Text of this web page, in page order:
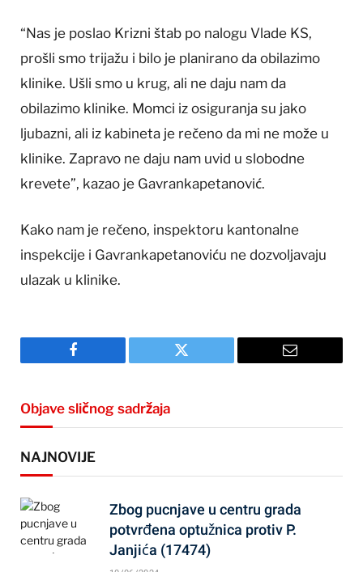
“Nas je poslao Krizni štab po nalogu Vlade KS,
prošli smo trijažu i bilo je planirano da obilazimo
klinike. Ušli smo u krug, ali ne daju nam da
obilazimo klinike. Momci iz osiguranja su jako
ljubazni, ali iz kabineta je rečeno da mi ne može u
klinike. Zapravo ne daju nam uvid u slobodne
krevete”, kazao je Gavrankapetanović.
Kako nam je rečeno, inspektoru kantonalne
inspekcije i Gavrankapetanoviću ne dozvoljavaju
ulazak u klinike.
Facebook Twitter Email
Objave sličnog sadržaja
NAJNOVIJE
Zbog pucnjave u centru grada
potvrđena optužnica protiv P.
Janjića (17474)